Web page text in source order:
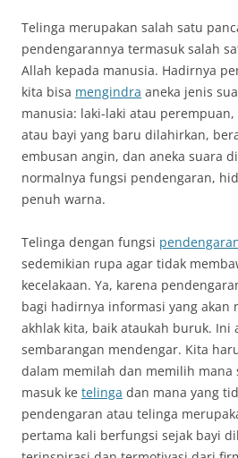
Telinga merupakan salah satu
pendengarannya termasuk salah
Allah kepada manusia. Hadirnya
kita bisa mengindra aneka jenis
manusia: laki-laki atau perempuan,
atau bayi yang baru dilahirkan,
embusan angin, dan aneka suara
normalnya fungsi pendengaran,
penuh warna.
Telinga dengan fungsi
sedemikian rupa agar tidak
kecelakaan. Ya, karena
bagi hadirnya informasi yang akan
akhlak kita, baik ataukah buruk. Ini
sembarangan mendengar. Kita
dalam memilah dan memilih mana
masuk ke telinga dan mana yang
pendengaran atau telinga
pertama kali berfungsi sejak bayi